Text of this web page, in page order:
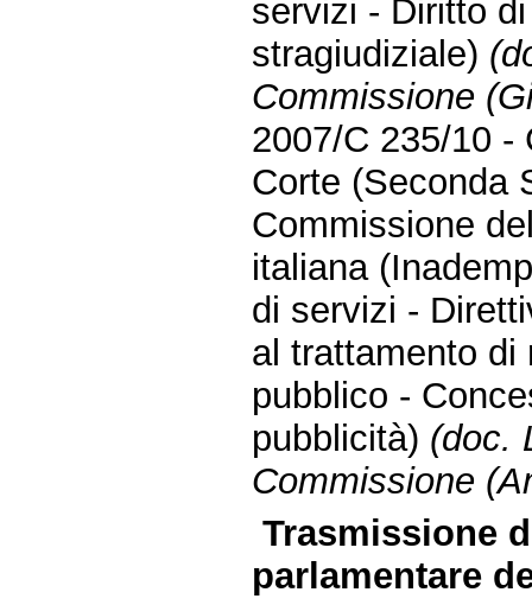
servizi - Diritto
stragiudiziale)
Commissione
2007/C 235/10 -
Corte (Seconda
Commissione
italiana
di servizi -
al trattamento di
pubblico -
pubblicità) (doc.
Commissione
Trasmissione
parlamentare